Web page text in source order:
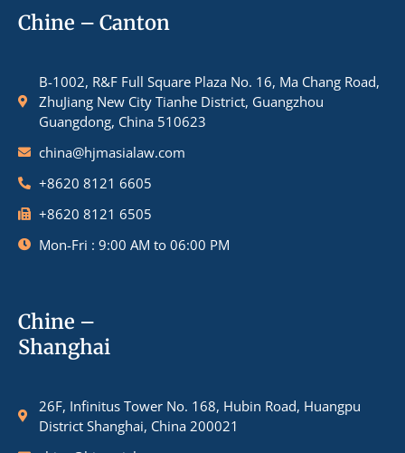
Chine – Canton
B-1002, R&F Full Square Plaza No. 16, Ma Chang Road,
ZhuJiang New City Tianhe District, Guangzhou
Guangdong, China 510623
china@hjmasialaw.com
+8620 8121 6605
+8620 8121 6505
Mon-Fri : 9:00 AM to 06:00 PM
Chine –
Shanghai
26F, Infinitus Tower No. 168, Hubin Road, Huangpu
District Shanghai, China 200021